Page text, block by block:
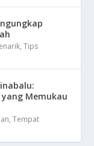
,Tips
Memukau
,Tempat